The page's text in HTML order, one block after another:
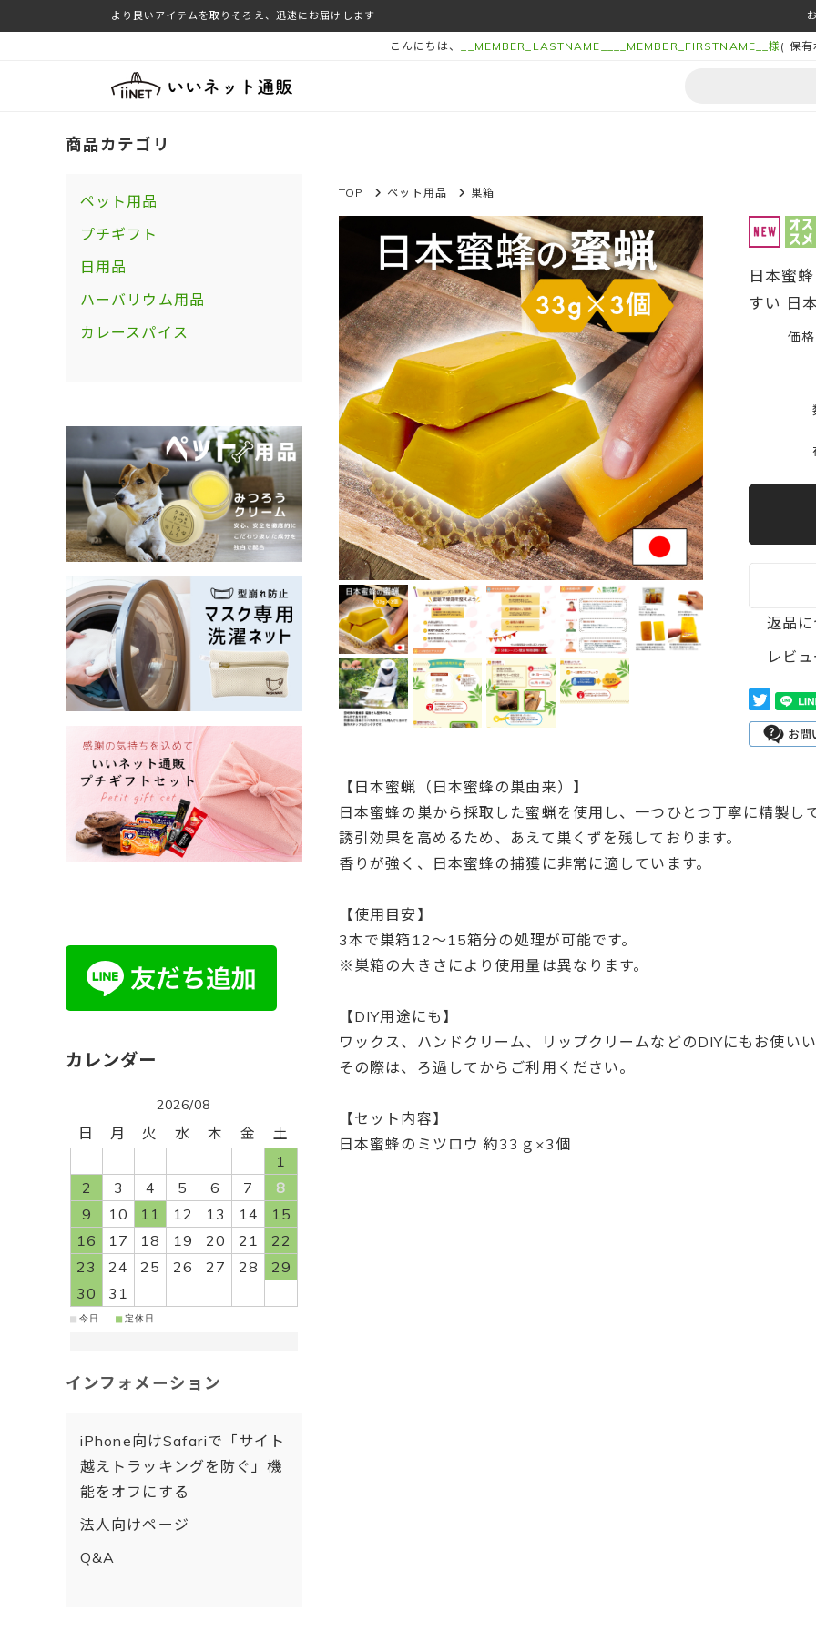
より良いアイテムを取りそろえ、迅速にお届けします
こんにちは、 __MEMBER_LASTNAME__ __MEMBER_FIRSTNAME__様 ( 保有
TOP ペット用品 巣箱
日本蜜
すい 日
価
返品
レビ
【日本蜜蝋（日本蜜蜂の巣由来）】
日本蜜蜂の巣から採取した蜜蝋を使用し、一つひとつ丁寧に精製し
誘引効果を高めるため、あえて巣くずを残しております。
香りが強く、日本蜜蜂の捕獲に非常に適しています。
【使用目安】
3本で巣箱12～15箱分の処理が可能です。
※巣箱の大きさにより使用量は異なります。
【DIY用途にも】
ワックス、ハンドクリーム、リップクリームなどのDIYにもお使いい
その際は、ろ過してからご利用ください。
【セット内容】
日本蜜蜂のミツロウ 約33ｇ×3個
商品カテゴリ
ペット用品
プチギフト
日用品
ハーバリウム用品
カレースパイス
2026/08
日 月 火 水 木 金
土
1
2
3 4 5 6 7
8
9
10 11 12 13 14
15
16
17 18 19 20 21
22
23
24 25 26 27 28
29
30
31
■ 今日 ■定休日
インフォメーション
iPhone向けSafariで「サイト
越えトラッキングを防ぐ」機
能をオフにする
法人向けページ
Q&A